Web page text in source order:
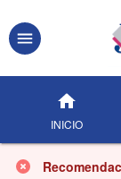
INICIO